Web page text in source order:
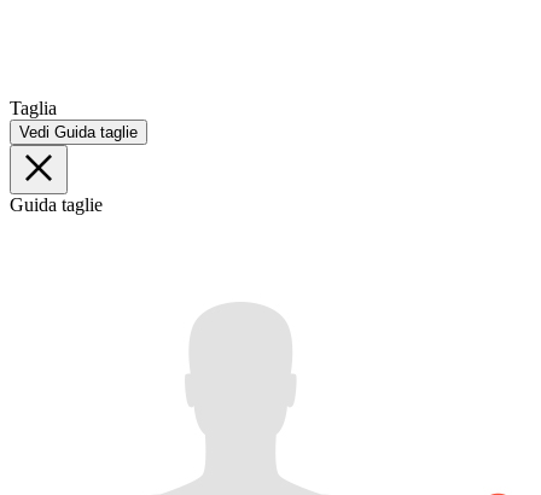
Taglia
Vedi Guida taglie
Guida taglie